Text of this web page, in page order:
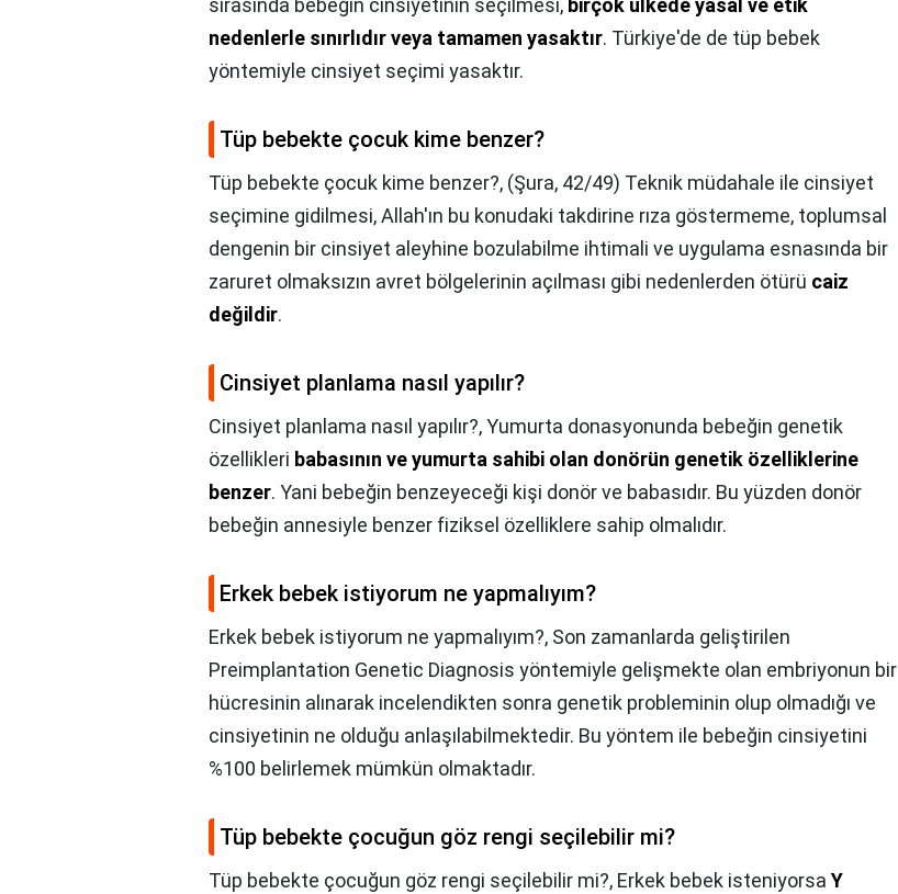
sırasında bebeğin cinsiyetinin seçilmesi, birçok ülkede yasal ve etik
nedenlerle sınırlıdır veya tamamen yasaktır. Türkiye'de de tüp bebek
yöntemiyle cinsiyet seçimi yasaktır.
Tüp bebekte çocuk kime benzer?
Tüp bebekte çocuk kime benzer?, (Şura, 42/49) Teknik müdahale ile cinsiyet
seçimine gidilmesi, Allah'ın bu konudaki takdirine rıza göstermeme, toplumsal
dengenin bir cinsiyet aleyhine bozulabilme ihtimali ve uygulama esnasında bir
zaruret olmaksızın avret bölgelerinin açılması gibi nedenlerden ötürü caiz
değildir.
Cinsiyet planlama nasıl yapılır?
Cinsiyet planlama nasıl yapılır?,Yumurta donasyonunda bebeğin genetik
özellikleri babasının ve yumurta sahibi olan donörün genetik özelliklerine
benzer. Yani bebeğin benzeyeceği kişi donör ve babasıdır. Bu yüzden donör
bebeğin annesiyle benzer fiziksel özelliklere sahip olmalıdır.
Erkek bebek istiyorum ne yapmalıyım?
Erkek bebek istiyorum ne yapmalıyım?, Son zamanlarda geliştirilen
Preimplantation Genetic Diagnosis yöntemiyle gelişmekte olan embriyonun bir
hücresinin alınarak incelendikten sonra genetik probleminin olup olmadığı ve
cinsiyetinin ne olduğu anlaşılabilmektedir. Bu yöntem ile bebeğin cinsiyetini
%100 belirlemek mümkün olmaktadır.
Tüp bebekte çocuğun göz rengi seçilebilir mi?
Tüp bebekte çocuğun göz rengi seçilebilir mi?, Erkek bebek isteniyorsa Y